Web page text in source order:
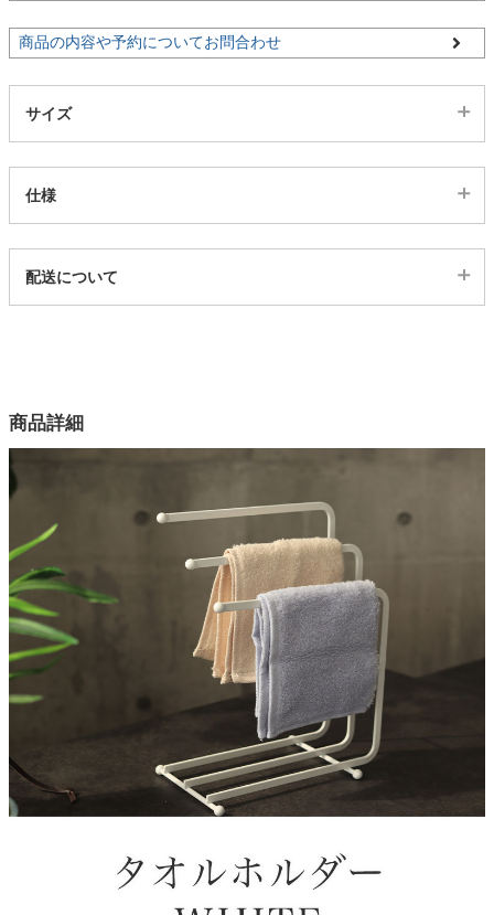
ラグ
商品の内容や予約についてお問合わせ
サイズ
仕様
188240
1色
スチール（粉体塗装）
原産国
中国
配送について
商品詳細